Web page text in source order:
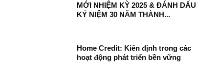
MỚI NHIỆM KỲ 2025 & ĐÁNH DẤU
KỶ NIỆM 30 NĂM THÀNH...
Home Credit: Kiên định trong các
hoạt động phát triển bền vững